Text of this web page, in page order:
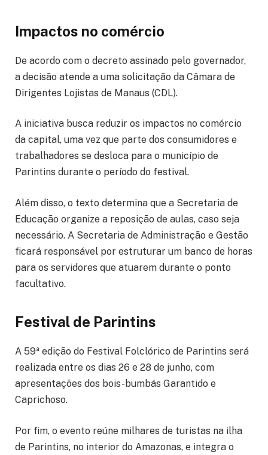
Impactos no comércio
De acordo com o decreto assinado pelo governador,
a decisão atende a uma solicitação da Câmara de
Dirigentes Lojistas de Manaus (CDL).
A iniciativa busca reduzir os impactos no comércio
da capital, uma vez que parte dos consumidores e
trabalhadores se desloca para o município de
Parintins durante o período do festival.
Além disso, o texto determina que a Secretaria de
Educação organize a reposição de aulas, caso seja
necessário. A Secretaria de Administração e Gestão
ficará responsável por estruturar um banco de horas
para os servidores que atuarem durante o ponto
facultativo.
Festival de Parintins
A 59ª edição do Festival Folclórico de Parintins será
realizada entre os dias 26 e 28 de junho, com
apresentações dos bois-bumbás Garantido e
Caprichoso.
Por fim, o evento reúne milhares de turistas na ilha
de Parintins, no interior do Amazonas, e integra o